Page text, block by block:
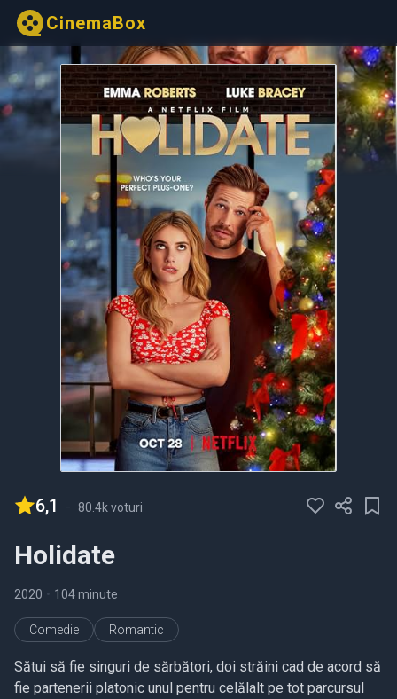
CinemaBox
6,1 - 80.4k voturi
Holidate
2020 • 104 minute
Comedie Romantic
Sătui să fie singuri de sărbători, doi străini cad de acord să
fie partenerii platonic unul pentru celălalt pe tot parcursul